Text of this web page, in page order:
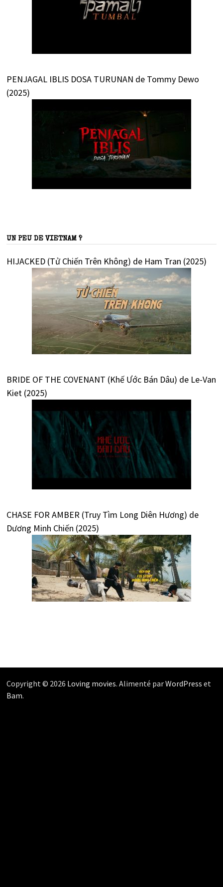
PENJAGAL IBLIS DOSA TURUNAN de Tommy Dewo
(2025)
UN PEU DE VIETNAM ?
HIJACKED (Tử Chiến Trên Không) de Ham Tran (2025)
BRIDE OF THE COVENANT (Khế Ước Bán Dâu) de Le-Van
Kiet (2025)
CHASE FOR AMBER (Truy Tìm Long Diên Hương) de
Dương Minh Chiến (2025)
Copyright © 2026 Loving movies. Alimenté parWordPress et
Bam.